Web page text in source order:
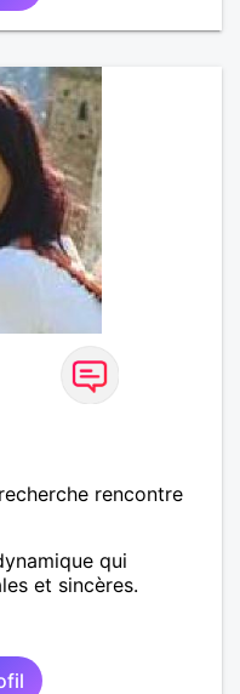
rencontre
qui
et sincères.